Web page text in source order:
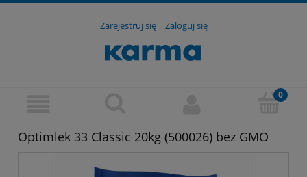
Zarejestruj się Zaloguj się
Optimlek 33 Classic 20kg (500026) bez GMO